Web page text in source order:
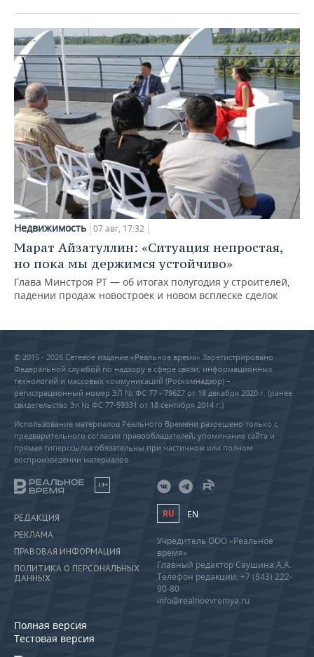
Недвижимость 07 авг, 17:32
Марат Айзатуллин: «Ситуация непростая,
но пока мы держимся устойчиво»
Глава Минстроя РТ — об итогах полугодия у строителей,
падении продаж новостроек и новом всплеске сделок
© 2015 - 2026 Сетевое издание «Реальное время» Зарегистрировано
Федеральной службой по надзору в сфере связи, информационных
технологий и массовых коммуникаций (Роскомнадзор) –
регистрационный номер ЭЛ № ФС 77 - 79627 от 18 декабря 2020 г. (ранее
свидетельство Эл № ФС 77-59331 от 18 сентября 2014 г.)
Использование материалов Реального Времени разрешено только с
предварительного согласия правообладателей, упоминание сайта и
прямая гиперссылка обязательны при частичном или полном
воспроизведении материалов.
18+
РЕДАКЦИЯ
РЕКЛАМА
ПРАВОВАЯ ИНФОРМАЦИЯ
ПОЛИТИКА О ПЕРСОНАЛЬНЫХ
ДАННЫХ
Полная версия
Тестовая версия
RU EN
Учредитель ООО «Реальное
время»
Главный редактор Саушина А.А.
Телефон редакции: +7 (843) 222-
90-80
info@realnoevremya.ru